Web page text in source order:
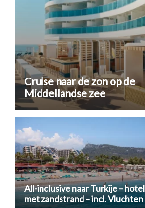
Cruise naar de zon op de
Middellandse zee
All-inclusive naar Turkije – hotel
met zandstrand – incl. Vluchten